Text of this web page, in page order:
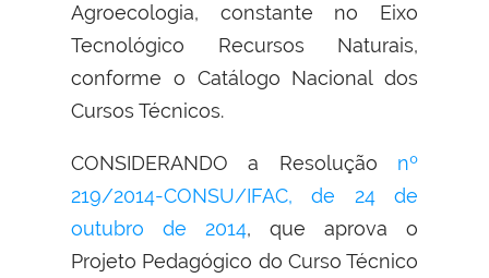
Agroecologia, constante no Eixo
Tecnológico Recursos Naturais,
conforme o Catálogo Nacional dos
Cursos Técnicos.
CONSIDERANDO a Resolução nº
219/2014-CONSU/IFAC, de 24 de
outubro de 2014, que aprova o
Projeto Pedagógico do Curso Técnico